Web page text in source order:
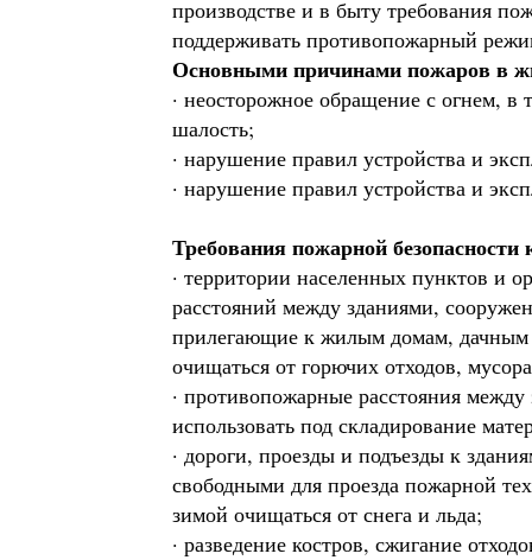
производстве и в быту требования
поддерживать противопожарный
Основными причинами пожаров в
· неосторожное обращение с огнем, в
шалость;
· нарушение правил устройства и
· нарушение правил устройства и
Требования пожарной безопасности
· территории населенных пунктов и
расстояний между зданиями,
прилегающие к жилым домам,
очищаться от горючих отходов,
· противопожарные расстояния
использовать под складирование
· дороги, проезды и подъезды к
свободными для проезда пожарной
зимой очищаться от снега и льда;
· разведение костров, сжигание